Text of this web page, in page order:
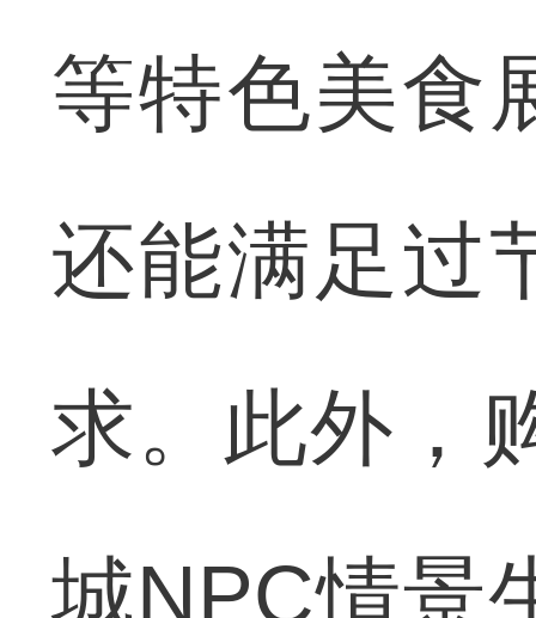
等特色美食
还能满足过
求。此外，
城NPC情景